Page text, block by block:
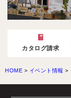
カタログ請求
HOME > イベント情報 >